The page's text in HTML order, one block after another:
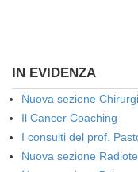
IN EVIDENZA
Nuova sezione
Il Cancer Coaching
I consulti del prof.
Nuova sezione